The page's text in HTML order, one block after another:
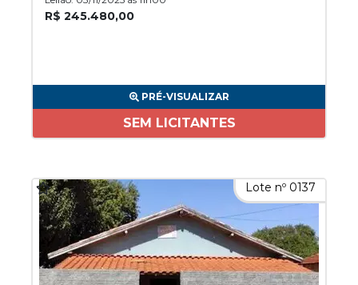
R$ 245.480,00
PRÉ-VISUALIZAR
SEM LICITANTES
Lote nº 0137